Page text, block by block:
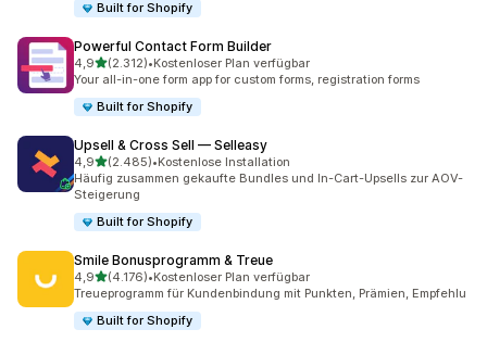
Built for Shopify
Powerful Contact Form Builder
4,9von 5 Sternen
(2.312)
2312 Rezensionen insgesamt
•Kostenloser Plan verfügbar
Your all-in-one form app for custom forms, registration forms
Built for Shopify
Upsell & Cross Sell — Selleasy
4,9von 5 Sternen
(2.485)
2485 Rezensionen insgesamt
•Kostenlose Installation
Häufig zusammen gekaufte Bundles und In-Cart-Upsells zur AOV-
Steigerung
Built for Shopify
Smile Bonusprogramm & Treue
4,9von 5 Sternen
(4.176)
4176 Rezensionen insgesamt
•Kostenloser Plan verfügbar
Treueprogramm für Kundenbindung mit Punkten, Prämien, Empfehlu
Built for Shopify